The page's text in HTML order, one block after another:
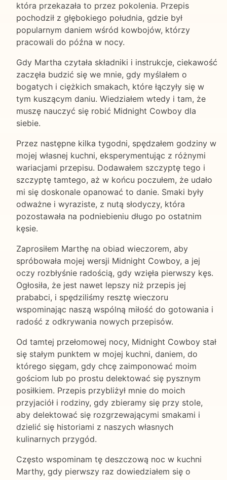
która przekazała to przez pokolenia. Przepis
pochodził z głębokiego południa, gdzie był
popularnym daniem wśród kowbojów, którzy
pracowali do późna w nocy.
Gdy Martha czytała składniki i instrukcje, ciekawość
zaczęła budzić się we mnie, gdy myślałem o
bogatych i ciężkich smakach, które łączyły się w
tym kuszącym daniu. Wiedziałem wtedy i tam, że
muszę nauczyć się robić Midnight Cowboy dla
siebie.
Przez następne kilka tygodni, spędzałem godziny w
mojej własnej kuchni, eksperymentując z różnymi
wariacjami przepisu. Dodawałem szczyptę tego i
szczyptę tamtego, aż w końcu poczułem, że udało
mi się doskonale opanować to danie. Smaki były
odważne i wyraziste, z nutą słodyczy, która
pozostawała na podniebieniu długo po ostatnim
kęsie.
Zaprosiłem Marthę na obiad wieczorem, aby
spróbowała mojej wersji Midnight Cowboy, a jej
oczy rozbłyśnie radością, gdy wzięła pierwszy kęs.
Ogłosiła, że jest nawet lepszy niż przepis jej
prababci, i spędziliśmy resztę wieczoru
wspominając naszą wspólną miłość do gotowania i
radość z odkrywania nowych przepisów.
Od tamtej przełomowej nocy, Midnight Cowboy stał
się stałym punktem w mojej kuchni, daniem, do
którego sięgam, gdy chcę zaimponować moim
gościom lub po prostu delektować się pysznym
posiłkiem. Przepis przybliżył mnie do moich
przyjaciół i rodziny, gdy zbieramy się przy stole,
aby delektować się rozgrzewającymi smakami i
dzielić się historiami z naszych własnych
kulinarnych przygód.
Często wspominam tę deszczową noc w kuchni
Marthy, gdy pierwszy raz dowiedziałem się o